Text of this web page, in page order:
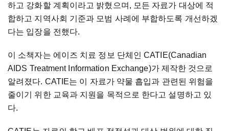
하고 강화할 계획이라고 밝혔으며, 모든 자료가 대상에 적
합하고 지역사회 기준과 모범 사례에 부합하도록 개선하겠
다는 입장을 전했다.
이 소책자는 에이즈 치료 정보 단체인 CATIE(Canadian
AIDS Treatment Information Exchange)가 제작한 것으로
알려졌다. CATIE는 이 자료가 약물 흡입과 관련된 위험을
줄이기 위한 교육과 지원을 목적으로 한다고 설명하고 있
다.